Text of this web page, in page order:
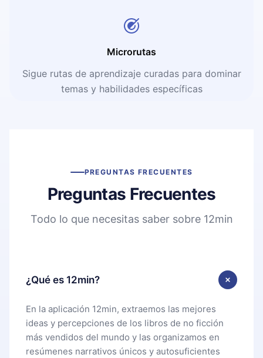
Microrutas
Sigue rutas de aprendizaje curadas para dominar
temas y habilidades específicas
PREGUNTAS FRECUENTES
Preguntas Frecuentes
Todo lo que necesitas saber sobre 12min
¿Qué es 12min?
En la aplicación 12min, extraemos las mejores
ideas y percepciones de los libros de no ficción
más vendidos del mundo y las organizamos en
resúmenes narrativos únicos y autosuficientes